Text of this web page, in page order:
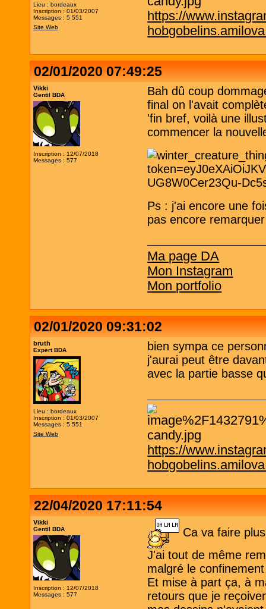
Lieu : bordeaux
Inscription : 01/03/2007
Messages : 5 551
Site Web
https://
02/01/2020 07:49:25
Vikki
Gentil BDA
Inscription : 12/07/2018
Messages : 577
Bah dû coup
final on l'avait
'fin bref, voilà une
commencer la
Ps : j'ai encore une
pas encore
Ma page DA
Mon Instagram
Mon portfolio
02/01/2020 09:31:02
bruth
Expert BDA
Lieu : bordeaux
Inscription : 01/03/2007
Messages : 5 551
Site Web
bien sympa ce
j'aurai peut être
avec la partie basse
https://
22/04/2020 17:11:54
Vikki
Gentil BDA
Inscription : 12/07/2018
Messages : 577
Ca va faire
J'ai tout de même
malgré le
Et mise à part ça, à
retours que je